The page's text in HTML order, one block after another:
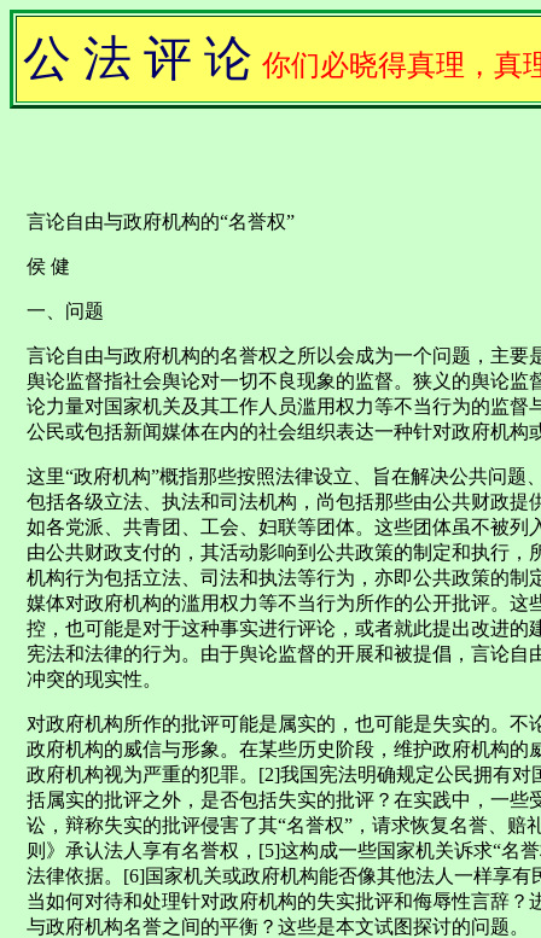
公 法 评 论 你们必晓得真理，真
言论自由与政府机构的“名誉权”
侯 健
一、问题
言论自由与政府机构的名誉权之所以会成为一个问题，主要
舆论监督指社会舆论对一切不良现象的监督。狭义的舆论
论力量对国家机关及其工作人员滥用权力等不当行为的监
公民或包括新闻媒体在内的社会组织表达一种针对政府机构
这里“政府机构”概指那些按照法律设立、旨在解决公共问
包括各级立法、执法和司法机构，尚包括那些由公共财政
如各党派、共青团、工会、妇联等团体。这些团体虽不被列
由公共财政支付的，其活动影响到公共政策的制定和执行
机构行为包括立法、司法和执法等行为，亦即公共政策的
媒体对政府机构的滥用权力等不当行为所作的公开批评。这
控，也可能是对于这种事实进行评论，或者就此提出改进的
宪法和法律的行为。由于舆论监督的开展和被提倡，言论
冲突的现实性。
对政府机构所作的批评可能是属实的，也可能是失实的。
政府机构的威信与形象。在某些历史阶段，维护政府机构
政府机构视为严重的犯罪。[2]我国宪法明确规定公民拥有
括属实的批评之外，是否包括失实的批评？在实践中，一
讼，辩称失实的批评侵害了其“名誉权”，请求恢复名誉、赔
则》承认法人享有名誉权，[5]这构成一些国家机关诉求“名
法律依据。[6]国家机关或政府机构能否像其他法人一样享
当如何对待和处理针对政府机构的失实批评和侮辱性言辞
与政府机构名誉之间的平衡？这些是本文试图探讨的问题。